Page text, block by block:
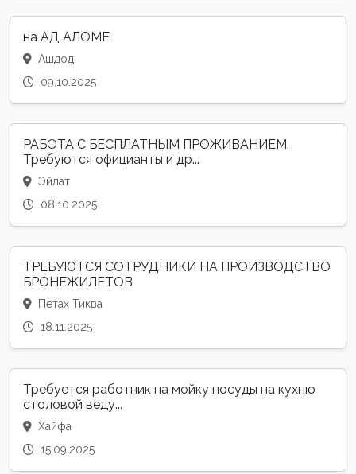
на АД АЛОМЕ
Ашдод
09.10.2025
РАБОТА С БЕСПЛАТНЫМ ПРОЖИВАНИЕМ.
Требуются официанты и др...
Эйлат
08.10.2025
ТРЕБУЮТСЯ СОТРУДНИКИ НА ПРОИЗВОДСТВО
БРОНЕЖИЛЕТОВ
Петах Тиква
18.11.2025
Требуется работник на мойку посуды на кухню
столовой веду...
Хайфа
15.09.2025